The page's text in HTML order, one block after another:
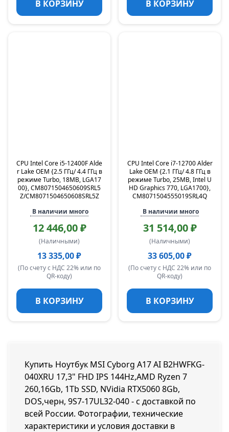
В КОРЗИНУ В КОРЗИНУ
CPU Intel Core i5-12400F Alde
r Lake OEM {2.5 ГГц/ 4.4 ГГц в
режиме Turbo, 18MB, LGA17
00}, CM8071504650609SRL5
Z/CM8071504650608SRL5Z
В наличии много
12 446,00 ₽
(Наличными)
13 335,00 ₽
(По счету с НДС 22% или по
QR-коду)
В КОРЗИНУ
CPU Intel Core i7-12700 Alder
Lake OEM {2.1 ГГц/ 4.8 ГГц в
режиме Turbo, 25MB, Intel U
HD Graphics 770, LGA1700},
CM8071504555019SRL4Q
В наличии много
31 514,00 ₽
(Наличными)
33 605,00 ₽
(По счету с НДС 22% или по
QR-коду)
В КОРЗИНУ
Купить Ноутбук MSI Cyborg A17 AI B2HWFKG-
040XRU 17,3" FHD IPS 144Hz,AMD Ryzen 7
260,16Gb, 1Tb SSD, NVidia RTX5060 8Gb,
DOS,черн, 9S7-17UL32-040 - с доставкой по
всей России. Фотографии, технические
характеристики и условия доставки в